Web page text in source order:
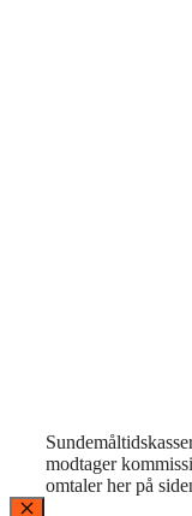
modtager
omtaler her på